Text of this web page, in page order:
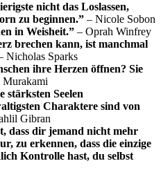
nicht das Loslassen,
zu beginnen.” – Nicole Sobon
in Weisheit.” – Oprah Winfrey
brechen kann, ist manchmal
Nicholas Sparks
ihre Herzen öffnen? Sie
stärksten Seelen
Charaktere sind von
Gibran
dass dir jemand nicht mehr
zu erkennen, dass die einzige
Kontrolle hast, du selbst